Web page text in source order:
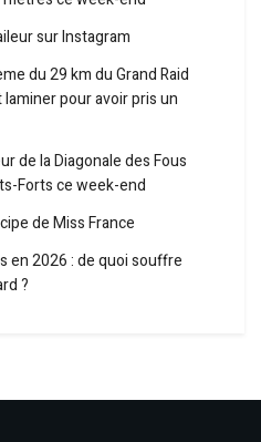
sur Instagram
du 29 km du Grand Raid
pour avoir pris un
de la Diagonale des Fous
Forts ce week-end
de Miss France
en 2026 : de quoi souffre
?